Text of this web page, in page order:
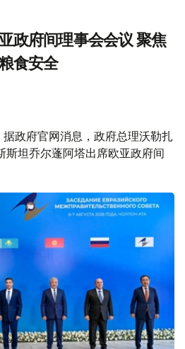
政府间理事会会议 聚焦
食安全
据政府官网消息，政府总理沃勒扎
斯坦乔尔蓬阿塔出席欧亚政府间